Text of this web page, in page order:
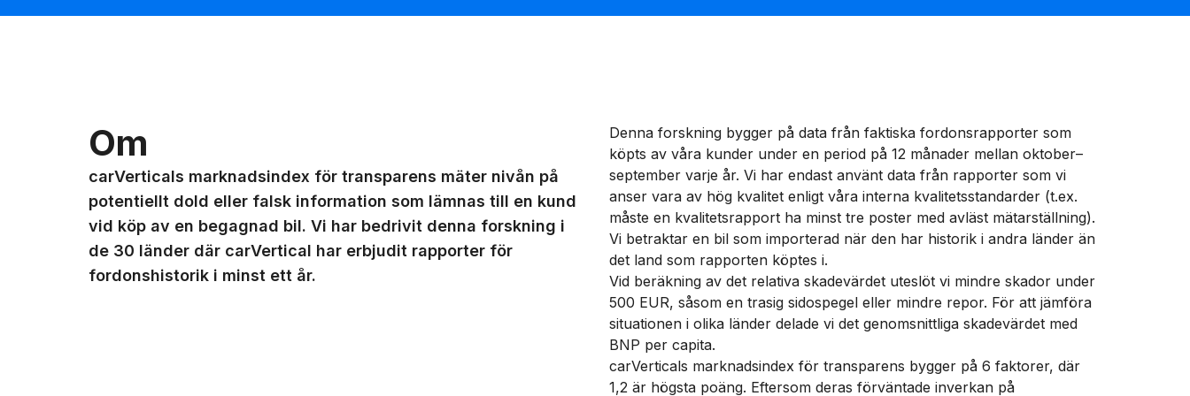
Om
carVerticals marknadsindex för transparens mäter nivån på
potentiellt dold eller falsk information som lämnas till en kund
vid köp av en begagnad bil. Vi har bedrivit denna forskning i
de 30 länder där carVertical har erbjudit rapporter för
fordonshistorik i minst ett år.
Denna forskning bygger på data från faktiska fordonsrapporter som
köpts av våra kunder under en period på 12 månader mellan oktober–
september varje år. Vi har endast använt data från rapporter som vi
anser vara av hög kvalitet enligt våra interna kvalitetsstandarder (t.ex.
måste en kvalitetsrapport ha minst tre poster med avläst mätarställning).
Vi betraktar en bil som importerad när den har historik i andra länder än
det land som rapporten köptes i.
Vid beräkning av det relativa skadevärdet uteslöt vi mindre skador under
500 EUR, såsom en trasig sidospegel eller mindre repor. För att jämföra
situationen i olika länder delade vi det genomsnittliga skadevärdet med
BNP per capita.
carVerticals marknadsindex för transparens bygger på 6 faktorer, där
1,2 är högsta poäng. Eftersom deras förväntade inverkan på